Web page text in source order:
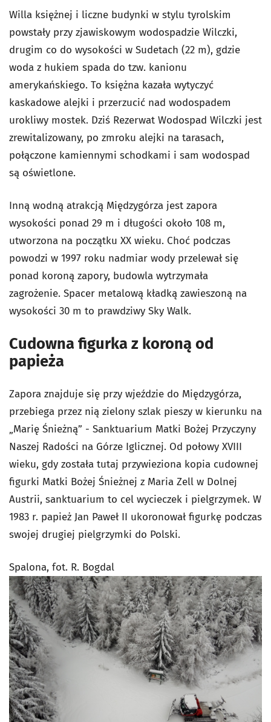
Willa księżnej i liczne budynki w stylu tyrolskim
powstały przy zjawiskowym wodospadzie Wilczki,
drugim co do wysokości w Sudetach (22 m), gdzie
woda z hukiem spada do tzw. kanionu
amerykańskiego. To księżna kazała wytyczyć
kaskadowe alejki i przerzucić nad wodospadem
urokliwy mostek. Dziś Rezerwat Wodospad Wilczki jest
zrewitalizowany, po zmroku alejki na tarasach,
połączone kamiennymi schodkami i sam wodospad
są oświetlone.
Inną wodną atrakcją Międzygórza jest zapora
wysokości ponad 29 m i długości około 108 m,
utworzona na początku XX wieku. Choć podczas
powodzi w 1997 roku nadmiar wody przelewał się
ponad koroną zapory, budowla wytrzymała
zagrożenie. Spacer metalową kładką zawieszoną na
wysokości 30 m to prawdziwy Sky Walk.
Cudowna figurka z koroną od
papieża
Zapora znajduje się przy wjeździe do Międzygórza,
przebiega przez nią zielony szlak pieszy w kierunku na
„Marię Śnieżną” - Sanktuarium Matki Bożej Przyczyny
Naszej Radości na Górze Iglicznej. Od połowy XVIII
wieku, gdy została tutaj przywieziona kopia cudownej
figurki Matki Bożej Śnieżnej z Maria Zell w Dolnej
Austrii, sanktuarium to cel wycieczek i pielgrzymek. W
1983 r. papież Jan Paweł II ukoronował figurkę podczas
swojej drugiej pielgrzymki do Polski.
Spalona, fot. R. Bogdal